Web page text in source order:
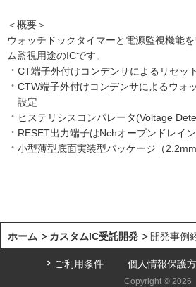
＜概要＞
ウォッチドックタイマーと電源監視機能
ム監視用途のICです。
CT端子外付けコンデンサによるリセッ
CTW端子外付けコンデンサによるウォ
設定
ヒステリシスコンパレータ(Voltage
RESET出力端子はNchオープンドレイ
小型薄型底面実装型パッケージ（
ホーム カスタムIC受託開発 開発事例
ご利用条件 個人情報保護
Copyright © 2026